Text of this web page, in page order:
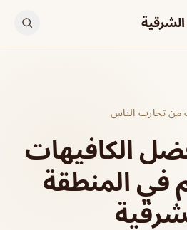
من تجارب الناس
الكافيهات
في المنطقة